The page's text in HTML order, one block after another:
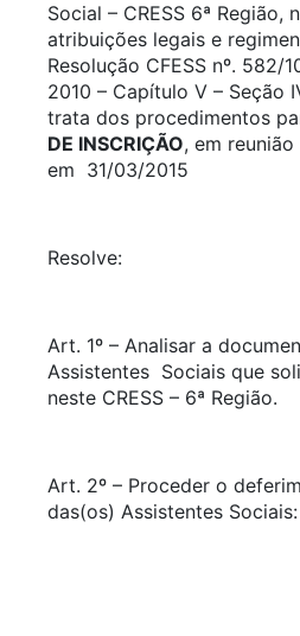
Social – CRESS 6ª Região,
atribuições legais e
Resolução CFESS nº. 582/
2010 – Capítulo V – Seção
trata dos procedimentos
DE INSCRIÇÃO, em
em 31/03/2015
Resolve:
Art. 1º – Analisar a
Assistentes Sociais que
neste CRESS – 6ª Região.
Art. 2º – Proceder o
das(os) Assistentes